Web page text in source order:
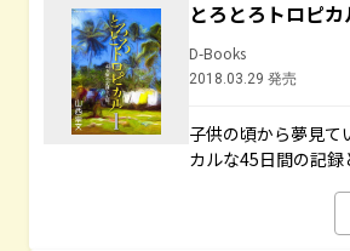
とろとろトロピ
D-Books
2018.03.29 発売
子供の頃から夢見て
カルな45日間の記録